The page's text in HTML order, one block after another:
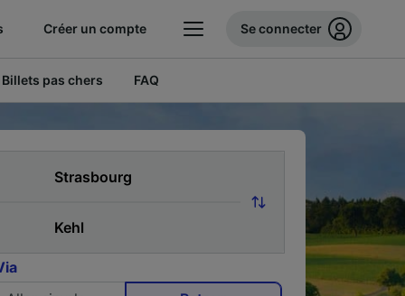
Créer un compte Se connecter
Billets pas chers FAQ